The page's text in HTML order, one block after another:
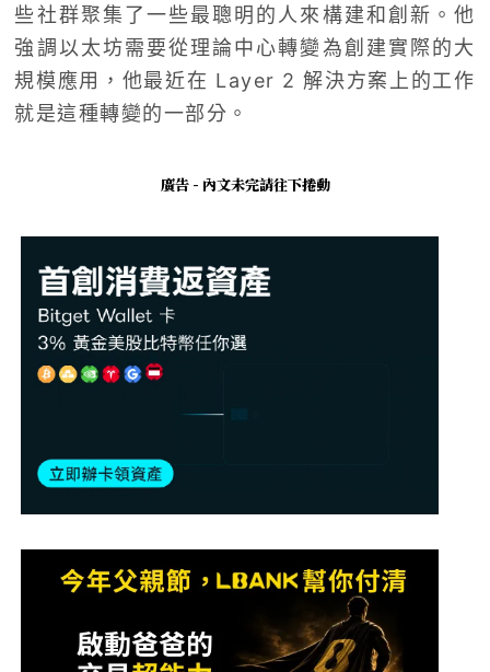
些社群聚集了一些最聰明的人來構建和創新。他
強調以太坊需要從理論中心轉變為創建實際的大
規模應用，他最近在 Layer 2 解決方案上的工作
就是這種轉變的一部分。
廣告 - 內文未完請往下捲動